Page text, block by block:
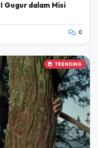
Gugur dalam Misi
0
TRENDING